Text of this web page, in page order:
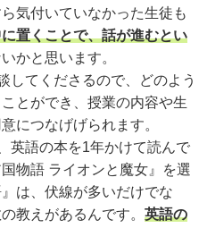
気付いていなかった生徒も
置くことで、話が進むとい
かと思います。
してくださるので、どのよう
とができ、授業の内容や生
につなげげられます。
英語の本を1年かけて読んで
物語 ライオンと魔女』を選
は、伏線が多いだけでな
教えがあるんです。 英語の